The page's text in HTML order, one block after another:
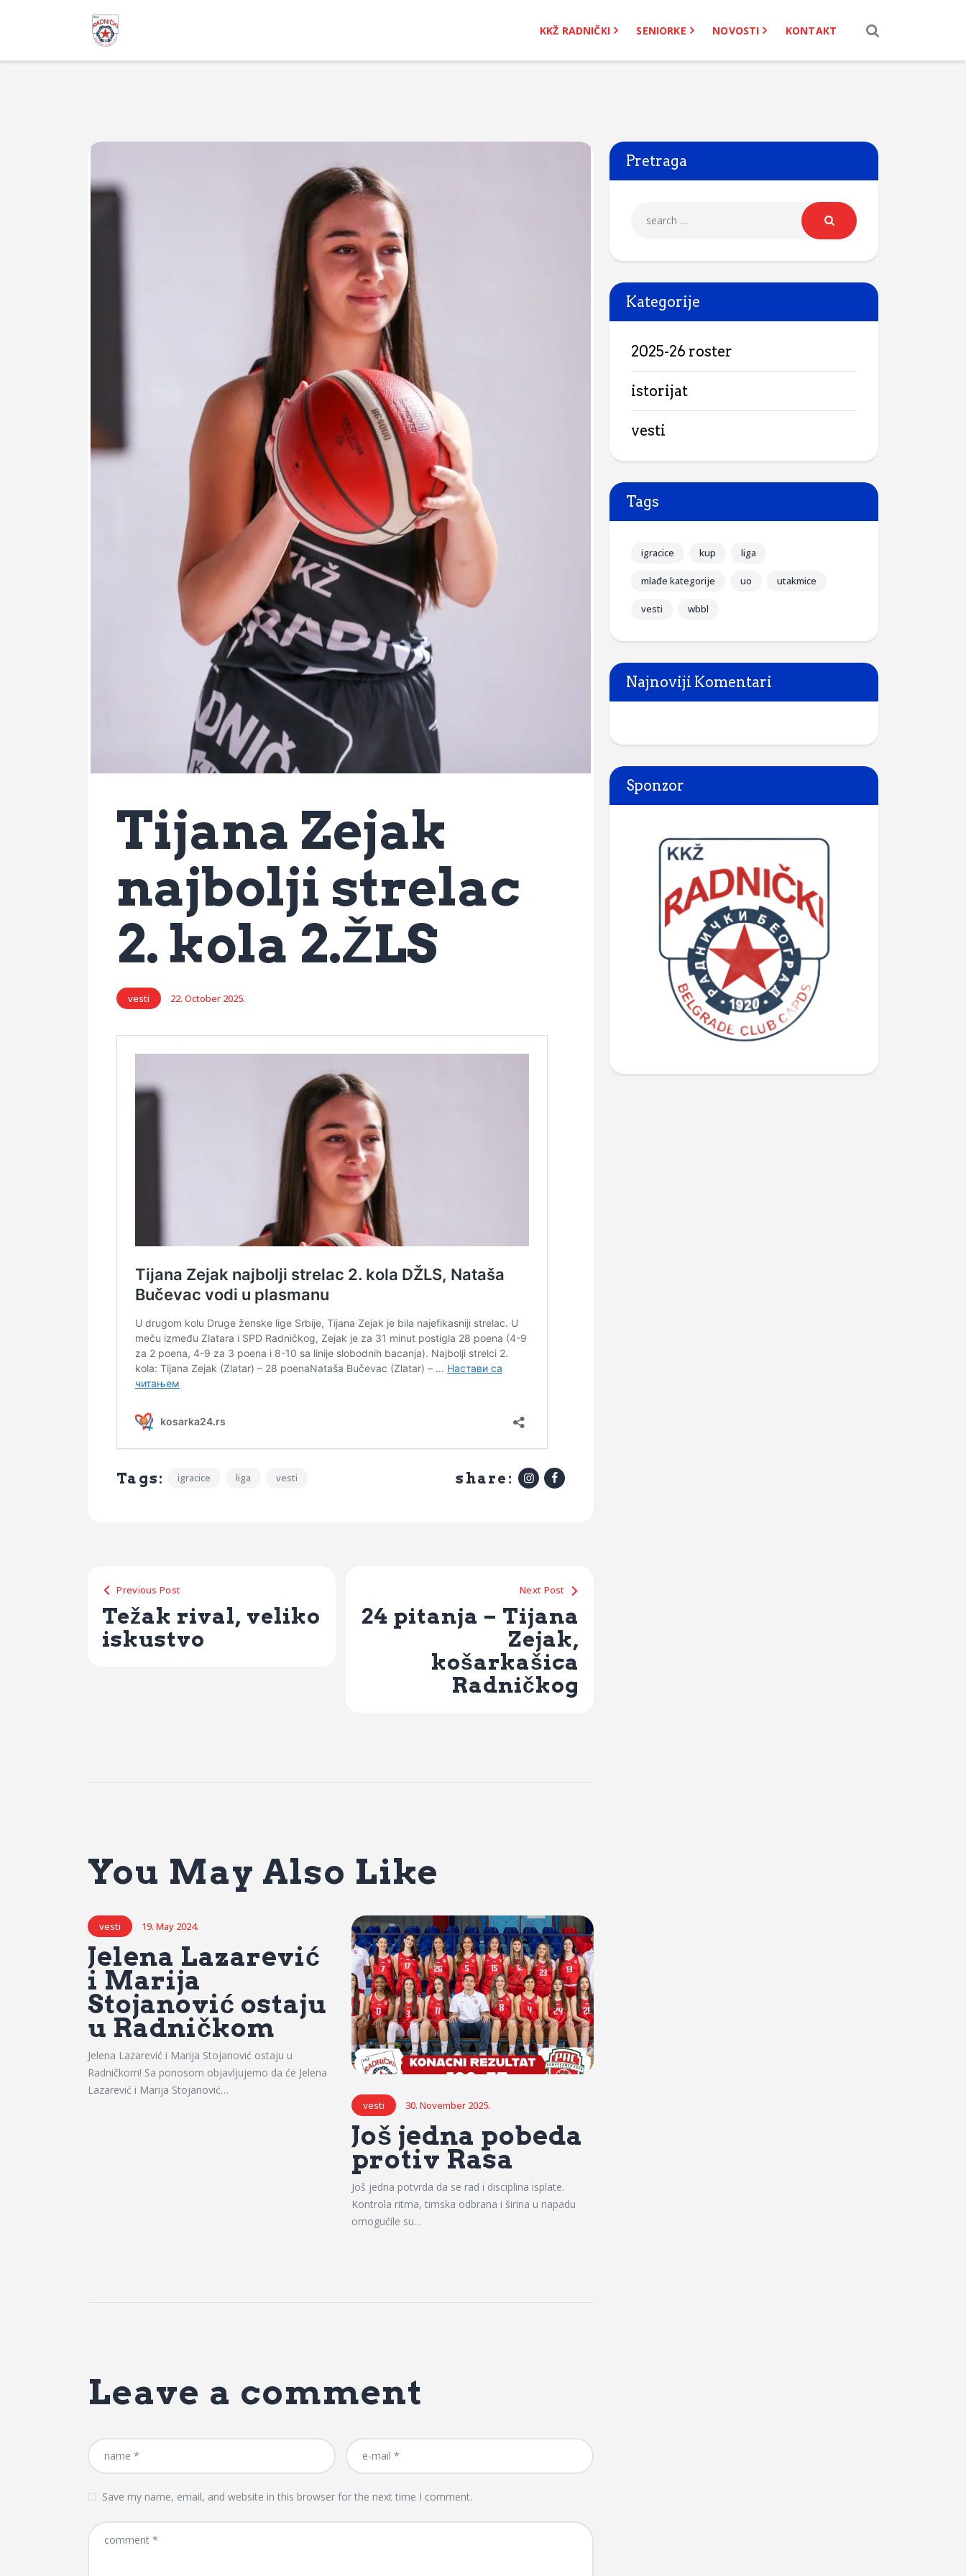
KKŽ RADNIČKI SENIORKE NOVOSTI KONTAKT
Novosti
Tijana Zejak
najbolji strelac
2. kola 2.ŽLS
vesti 22. October 2025.
Tags: igracice liga vesti share:
Previous Post
Težak rival, veliko
iskustvo
Next Post
24 pitanja – Tijana
Zejak,
košarkašica
Radničkog
You May Also Like
vesti 19. May 2024.
Jelena Lazarević
i Marija
Stojanović ostaju
u Radničkom
Jelena Lazarević i Marija Stojanović ostaju u
Radničkom! Sa ponosom objavljujemo da će Jelena
Lazarević i Marija Stojanović…
vesti 30. November 2025.
Još jedna pobeda
protiv Rasa
Još jedna potvrda da se rad i disciplina isplate.
Kontrola ritma, timska odbrana i širina u napadu
omogućile su…
Leave a comment
Save my name, email, and website in this browser for the next time I comment.
Pretraga
Kategorije
2025-26 roster
istorijat
vesti
Tags
igracice kup liga
mlađe kategorije uo utakmice
vesti wbbl
Najnoviji Komentari
Sponzor